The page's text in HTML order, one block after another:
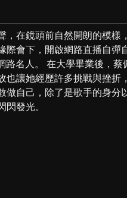
在鏡頭前自然開朗的模樣
際會下，開啟網路直播自彈
名人。 在大學畢業後，
讓她經歷許多挑戰與挫折
自己，除了是歌手的身分
閃發光。